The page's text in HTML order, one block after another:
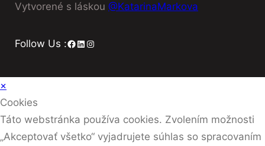
Vytvorené s láskou @KatarinaMarkova
Follow Us :Facebook
LinkedIn
Instagram
×
Cookies
Táto webstránka používa cookies. Zvolením možnosti
„Akceptovať všetko“ vyjadrujete súhlas so spracovaním